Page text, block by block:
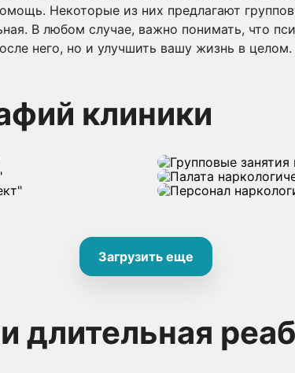
Некоторые из них предлагают
В любом случае, важно понимать, что
него, но и улучшить вашу жизнь в целом.
клиники
Загрузить еще
длительная